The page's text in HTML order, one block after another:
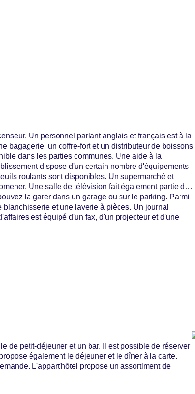
Un personnel parlant anglais et français est à la
bagagerie, un coffre-fort et un distributeur de boissons
dans les parties communes. Une aide à la
dispose d'un certain nombre d'équipements
roulants sont disponibles. Un supermarché et
Une salle de télévision fait également partie des
la garer dans un garage ou sur le parking. Parmi
et une laverie à pièces. Un journal
est équipé d'un fax, d'un projecteur et d'une
Visa
de petit-déjeuner et un bar. Il est possible de réserver
également le déjeuner et le dîner à la carte.
L'appart'hôtel propose un assortiment de